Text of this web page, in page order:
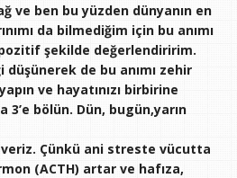
ve ben bu yüzden dünyanın en
da bilmediğim için bu anımı
şekilde değerlendiririm.
de bu anımı zehir
ve hayatınızı birbirine
3’e bölün. Dün, bugün,yarın
Çünkü ani streste vücutta
(ACTH) artar ve hafıza,